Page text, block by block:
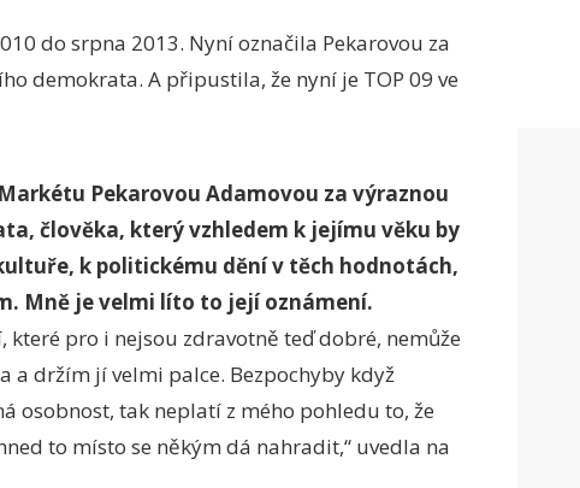
do srpna 2013. Nyní označila Pekarovou za
demokrata. A připustila, že nyní je TOP 09 ve
Pekarovou Adamovou za výraznou
člověka, který vzhledem k jejímu věku by
k politickému dění v těch hodnotách,
Mně je velmi líto to její oznámení.
které pro i nejsou zdravotně teď dobré, nemůže
a držím jí velmi palce. Bezpochyby když
osobnost, tak neplatí z mého pohledu to, že
to místo se někým dá nahradit,“ uvedla na